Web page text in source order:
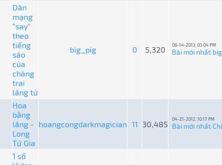
Dân
mạng
“say”
theo
tiếng
sáo
của
chàng
trai
lãng tử
big_pig 0 5,320 08-14-2013, 03:04 PM
Bài mới nhất:
Hoa
bằng
lăng -
Long
Tứ Gia
hoangcongdarkmagician 11 30,485
04-21-2012, 10:17 PM
Bài mới nhất:
1 số